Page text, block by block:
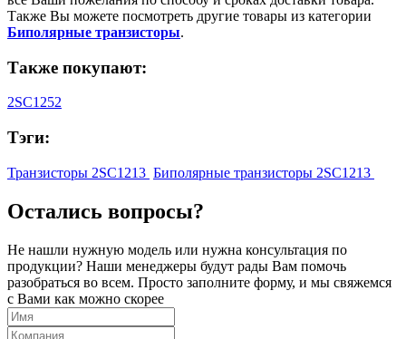
Также Вы можете посмотреть другие товары из категории
Биполярные транзисторы.
Также покупают:
2SC1252
Тэги:
Транзисторы 2SC1213 Биполярные транзисторы 2SC1213
Остались вопросы?
Не нашли нужную модель или нужна консультация по
продукции? Наши менеджеры будут рады Вам помочь
разобраться во всем. Просто заполните форму, и мы свяжемся
с Вами как можно скорее